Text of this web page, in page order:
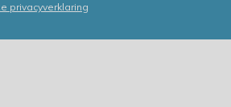
privacyverklaring